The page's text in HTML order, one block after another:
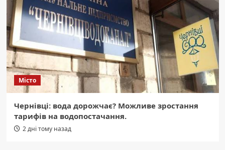
Місто
Чернівці: вода дорожчає? Можливе зростання
тарифів на водопостачання.
2 дні тому назад